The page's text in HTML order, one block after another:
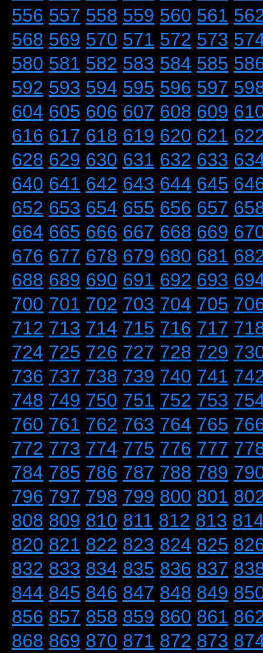
556 557 558 559 560 561
568 569 570 571 572 573
580 581 582 583 584 585
592 593 594 595 596 597
604 605 606 607 608 609
616 617 618 619 620 621
628 629 630 631 632 633
640 641 642 643 644 645
652 653 654 655 656 657
664 665 666 667 668 669
676 677 678 679 680 681
688 689 690 691 692 693
700 701 702 703 704 705
712 713 714 715 716 717
724 725 726 727 728 729
736 737 738 739 740 741
748 749 750 751 752 753
760 761 762 763 764 765
772 773 774 775 776 777
784 785 786 787 788 789
796 797 798 799 800 801
808 809 810 811 812 813
820 821 822 823 824 825
832 833 834 835 836 837
844 845 846 847 848 849
856 857 858 859 860 861
868 869 870 871 872 873